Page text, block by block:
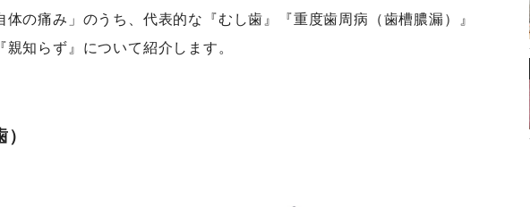
体の痛み」のうち、代表的な『むし歯』『重度歯周病（歯槽膿漏）』
親知らず』について紹介します。